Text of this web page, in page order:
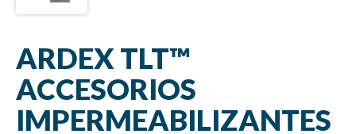
ARDEX TLT™
ACCESORIOS
IMPERMEABILIZANTES